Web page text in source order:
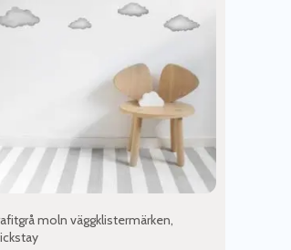
moln väggklistermärken,